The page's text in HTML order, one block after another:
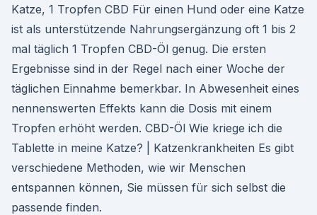
Katze, 1 Tropfen CBD Für einen Hund oder eine Katze
ist als unterstützende Nahrungsergänzung oft 1 bis 2
mal täglich 1 Tropfen CBD-Öl genug. Die ersten
Ergebnisse sind in der Regel nach einer Woche der
täglichen Einnahme bemerkbar. In Abwesenheit eines
nennenswerten Effekts kann die Dosis mit einem
Tropfen erhöht werden. CBD-Öl Wie kriege ich die
Tablette in meine Katze? | Katzenkrankheiten Es gibt
verschiedene Methoden, wie wir Menschen
entspannen können, Sie müssen für sich selbst die
passende finden.